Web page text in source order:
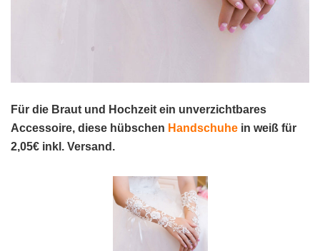
Für die Braut und Hochzeit ein unverzichtbares
Accessoire, diese hübschen Handschuhe in weiß für
2,05€ inkl. Versand.